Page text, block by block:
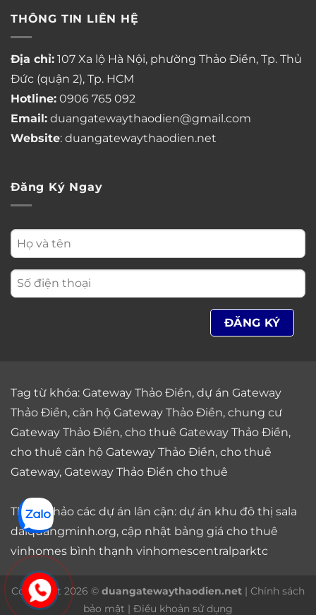
THÔNG TIN LIÊN HỆ
Địa chỉ: 107 Xa lộ Hà Nội, phường Thảo Điền, Tp. Thủ
Đức (quận 2), Tp. HCM
Hotline: 0906 765 092
Email: duangatewaythaodien@gmail.com
Website: duangatewaythaodien.net
Đăng Ký Ngay
Tag từ khóa: Gateway Thảo Điền, dự án Gateway
Thảo Điền, căn hộ Gateway Thảo Điền, chung cư
Gateway Thảo Điền, cho thuê Gateway Thảo Điền,
cho thuê căn hộ Gateway Thảo Điền, cho thuê
Gateway, Gateway Thảo Điền cho thuê
Tham khảo các dự án lân cận: dự án khu đô thị sala
daiquangminh.org, cập nhật bảng giá cho thuê
vinhomes bình thạnh vinhomescentralparktc
Copyright 2026 © duangatewaythaodien.net | Chính sách
bảo mật | Điều khoản sử dụng